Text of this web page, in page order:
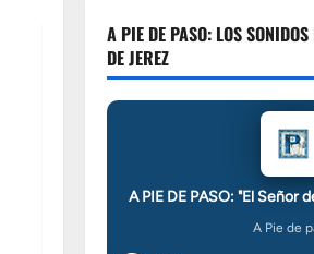
A PIE DE PASO: LOS
DE JEREZ